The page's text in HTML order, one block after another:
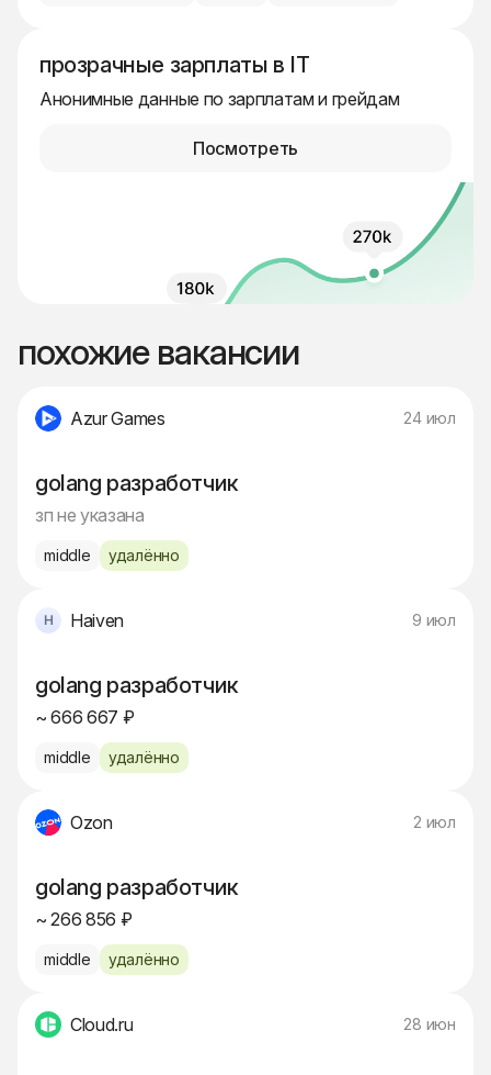
прозрачные зарплаты в IT
Анонимные данные по зарплатам и грейдам
Посмотреть
похожие вакансии
Azur Games 24 июл
golang разработчик
зп не указана
middle удалённо
Haiven 9 июл
golang разработчик
~ 666 667 ₽
middle удалённо
Ozon 2 июл
golang разработчик
~ 266 856 ₽
middle удалённо
Cloud.ru 28 июн